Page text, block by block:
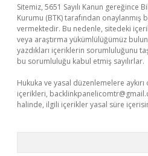
Sitemiz, 5651 Sayılı Kanun gereğince
Kurumu (BTK) tarafından onaylanmış
vermektedir. Bu nedenle, sitedeki
veya araştırma yükümlülüğümüz
yazdıkları içeriklerin sorumluluğunu
bu sorumluluğu kabul etmiş sayılırlar.
Hukuka ve yasal düzenlemelere
içerikleri,
halinde, ilgili içerikler yasal süre